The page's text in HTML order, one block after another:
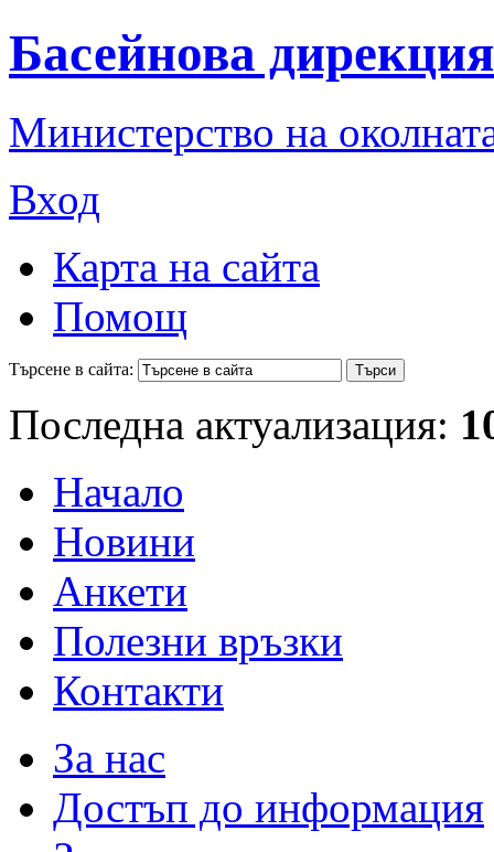
Басейнова
Министерство на
Вход
Карта на сайта
Помощ
Търсене в сайта:
Последна актуализация:
Начало
Новини
Анкети
Полезни връзки
Контакти
За нас
Достъп до информация